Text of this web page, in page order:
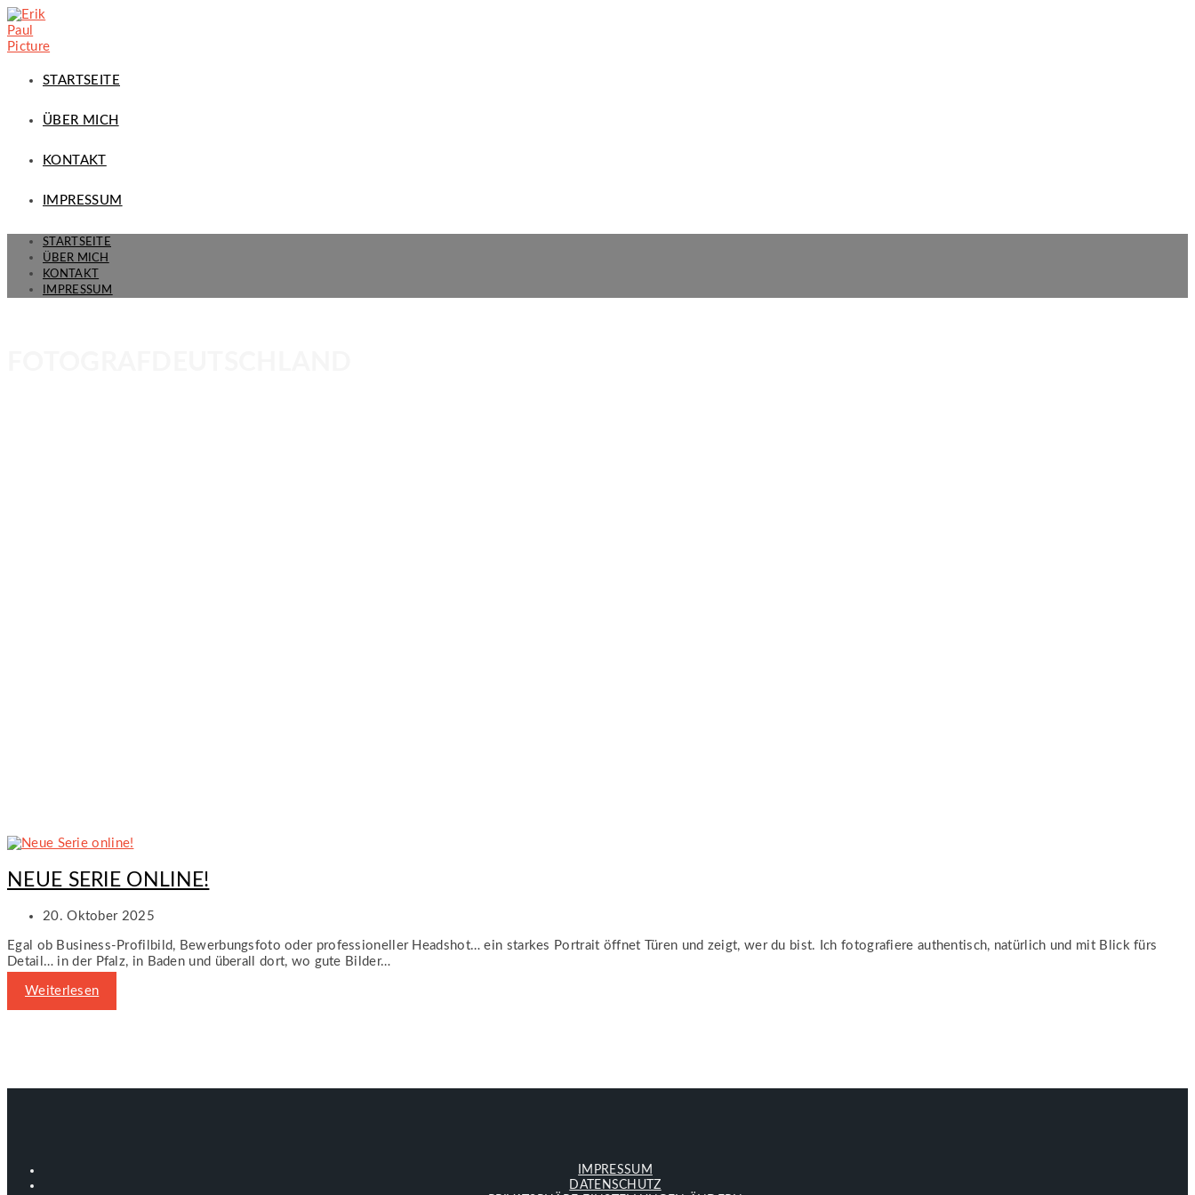
STARTSEITE
ÜBER MICH
KONTAKT
IMPRESSUM
STARTSEITE
ÜBER MICH
KONTAKT
IMPRESSUM
NEUE SERIE ONLINE!
20. Oktober 2025
Egal ob Business-Profilbild, Bewerbungsfoto oder professioneller Headshot… ein starkes Portrait öffnet Türen und zeigt, wer du bist. Ich fotografiere authentisch, natürlich und mit Blick fürs
Detail… in der Pfalz, in Baden und überall dort, wo gute Bilder…
Weiterlesen
IMPRESSUM
DATENSCHUTZ